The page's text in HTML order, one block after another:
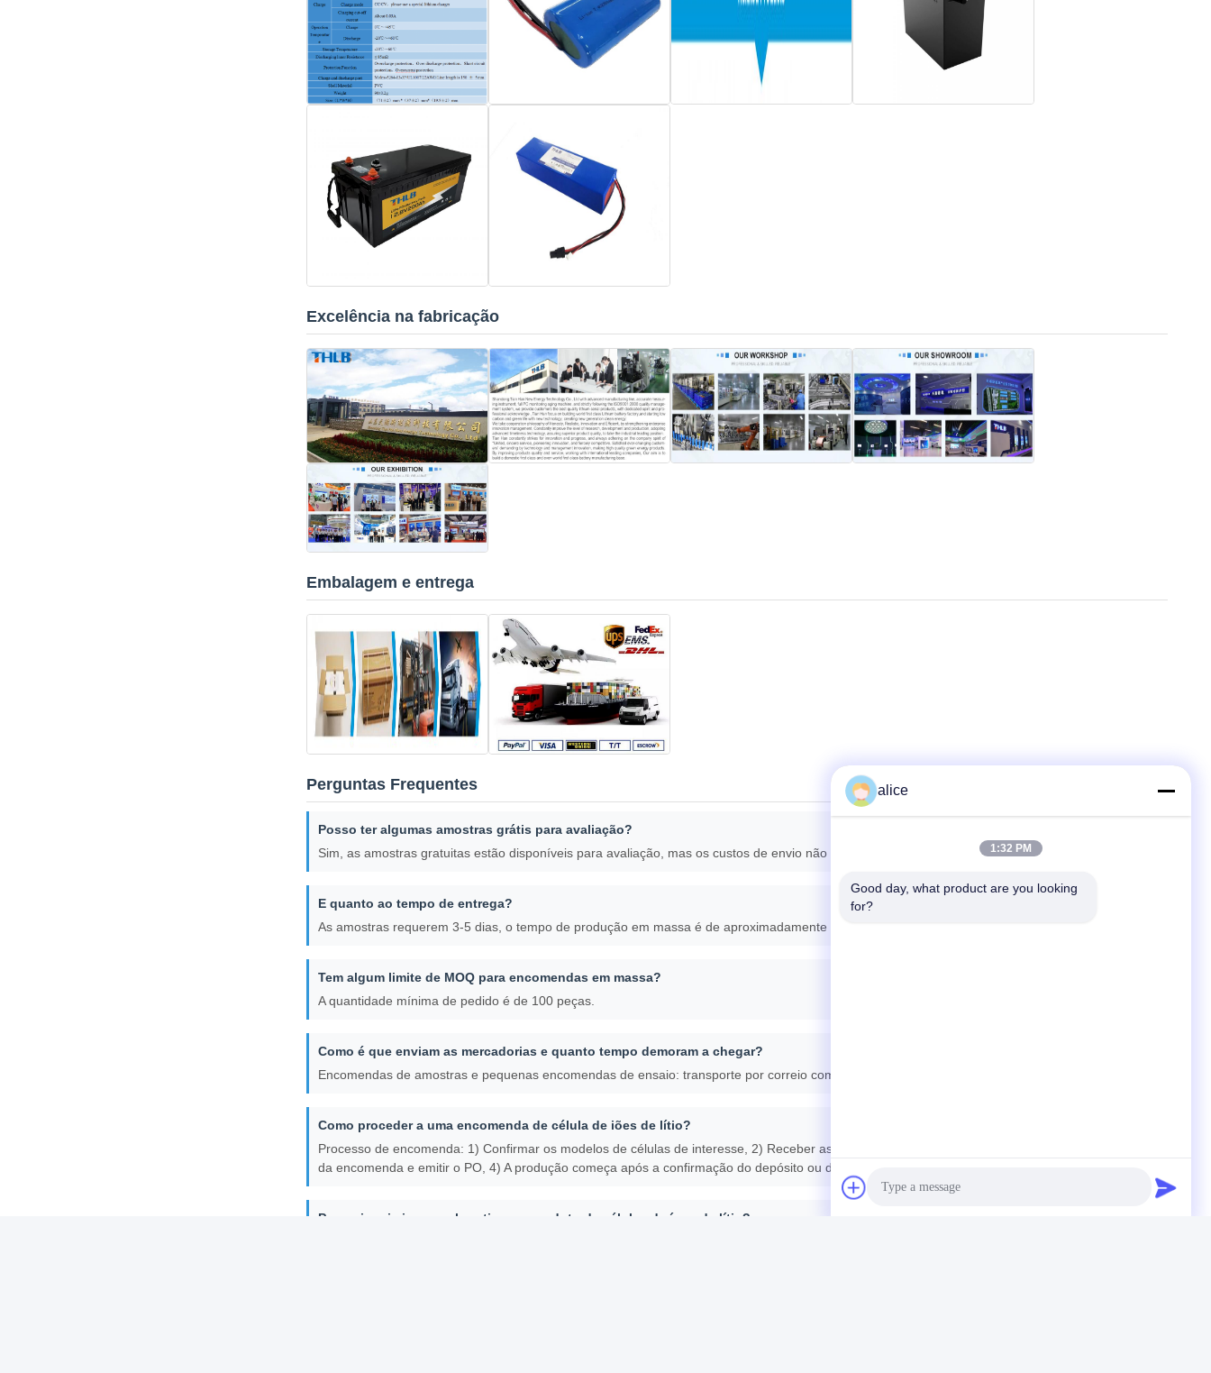
Excelência na fabricação
Embalagem e entrega
Perguntas Frequentes
Posso ter algumas amostras grátis para avaliação?
Sim, as amostras gratuitas estão disponíveis para avaliação, mas os custos de envio não são cobertos.
E quanto ao tempo de entrega?
As amostras requerem 3-5 dias, o tempo de produção em massa é de aproximadamente 2-3 semanas.
Tem algum limite de MOQ para encomendas em massa?
A quantidade mínima de pedido é de 100 peças.
Como é que enviam as mercadorias e quanto tempo demoram a chegar?
Encomendas de amostras e pequenas encomendas de ensaio: transporte por correio com entrega porta a porta (6-10 dias).
Como proceder a uma encomenda de célula de iões de lítio?
Processo de encomenda: 1) Confirmar os modelos de células de interesse, 2) Receber as especificações e a cotação, 3) Confirmar a quantidade
da encomenda e emitir o PO, 4) A produção começa após a confirmação do depósito ou do pagamento total.
Posso imprimir o meu logotipo no produto de células de íons de lítio?
alice
1:32 PM
Good day, what product are you looking
for?